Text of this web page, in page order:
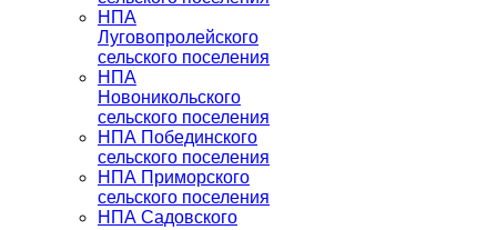
НПА
Луговопролейского
сельского поселения
НПА
Новоникольского
сельского поселения
НПА Побединского
сельского поселения
НПА Приморского
сельского поселения
НПА Садовского